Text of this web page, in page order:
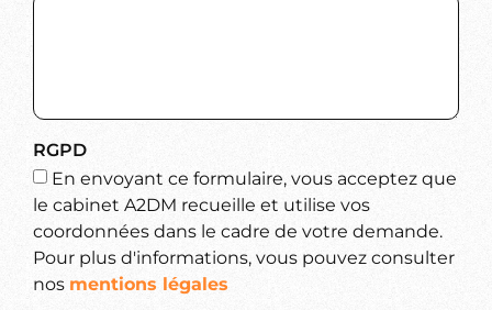
RGPD
En envoyant ce formulaire, vous acceptez que
le cabinet A2DM recueille et utilise vos
coordonnées dans le cadre de votre demande.
Pour plus d'informations, vous pouvez consulter
nos mentions légales